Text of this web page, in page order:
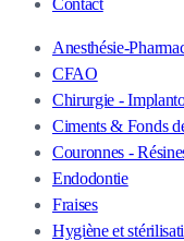
Contact
Anesthésie-
CFAO
Chirurgie -
Ciments & Fonds
Couronnes -
Endodontie
Fraises
Hygiène et